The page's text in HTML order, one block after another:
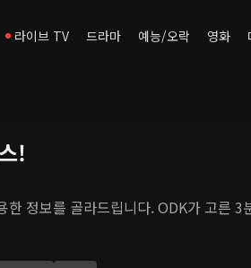
라이브 TV 드라마 예능/오락 영화
!
한 정보를 골라드립니다. ODK가 고른 3